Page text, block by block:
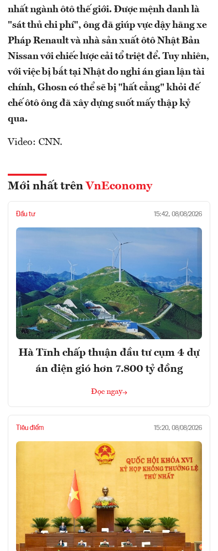
nhất ngành ôtô thế giới. Được mệnh danh là
"sát thủ chi phí", ông đã giúp vực dậy hãng xe
Pháp Renault và nhà sản xuất ôtô Nhật Bản
Nissan với chiếc lược cải tổ triệt để. Tuy nhiên,
với việc bị bắt tại Nhật do nghi án gian lận tài
chính, Ghosn có thể sẽ bị "hất cẳng" khỏi đế
chế ôtô ông đã xây dựng suốt mấy thập kỷ
qua.
Video: CNN.
Mới nhất trên VnEconomy
Đầu tư 15:42, 08/08/2026
Hà Tĩnh chấp thuận đầu tư cụm 4 dự
án điện gió hơn 7.800 tỷ đồng
Đọc ngay
Tiêu điểm 15:20, 08/08/2026